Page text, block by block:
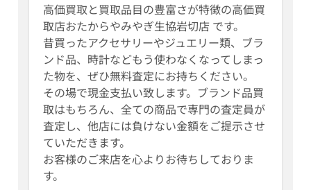
高価買取と買取品目の豊富さが特徴の高価買
取店おたからやみやぎ生協岩切店 です。
昔買ったアクセサリーやジュエリー類、ブラ
ンド品、時計などもう使わなくなってしまっ
た物を、ぜひ無料査定にお持ちください。
その場で現金支払い致します。ブランド品買
取はもちろん、全ての商品で専門の査定員が
査定し、他店には負けない金額をご提示させ
ていただきます。
お客様のご来店を心よりお待ちしておりま
す。